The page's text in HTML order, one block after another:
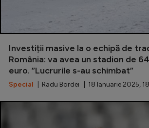
Investiții masive la o echipă de
România: va avea un stadion de
euro. ”Lucrurile s-au schimbat”
Special | Radu Bordei | 18 Ianuarie 2025,